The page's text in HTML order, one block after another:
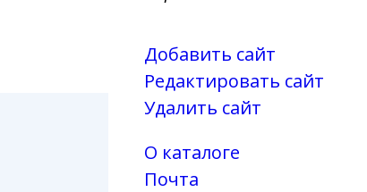
Добавить сайт
Редактировать сайт
Удалить сайт
О каталоге
Почта